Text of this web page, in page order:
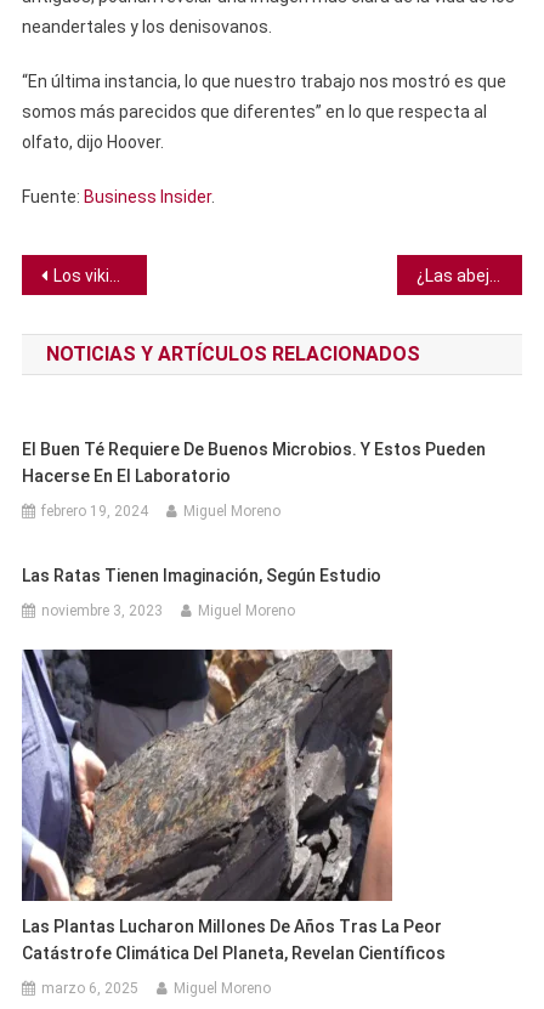
neandertales y los denisovanos.
“En última instancia, lo que nuestro trabajo nos mostró es que
somos más parecidos que diferentes” en lo que respecta al
olfato, dijo Hoover.
Fuente: Business Insider.
Navegación
de
entradas
Los vikingos llegaron a Inglaterra con sus fieles perros y caballos de guerra
NOTICIAS Y ARTÍCULOS RELACIONADOS
El Buen Té Requiere De Buenos Microbios. Y Estos Pueden
Hacerse En El Laboratorio
febrero 19, 2024 Miguel Moreno
Las Ratas Tienen Imaginación, Según Estudio
noviembre 3, 2023 Miguel Moreno
Las Plantas Lucharon Millones De Años Tras La Peor
Catástrofe Climática Del Planeta, Revelan Científicos
marzo 6, 2025 Miguel Moreno